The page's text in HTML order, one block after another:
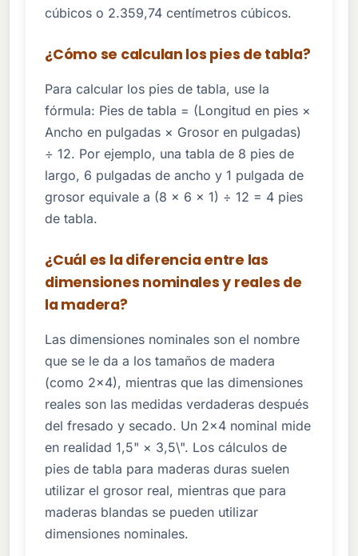
cúbicos o 2.359,74 centímetros cúbicos.
¿Cómo se calculan los pies de tabla?
Para calcular los pies de tabla, use la
fórmula: Pies de tabla = (Longitud en pies ×
Ancho en pulgadas × Grosor en pulgadas)
÷ 12. Por ejemplo, una tabla de 8 pies de
largo, 6 pulgadas de ancho y 1 pulgada de
grosor equivale a (8 × 6 × 1) ÷ 12 = 4 pies
de tabla.
¿Cuál es la diferencia entre las
dimensiones nominales y reales de
la madera?
Las dimensiones nominales son el nombre
que se le da a los tamaños de madera
(como 2×4), mientras que las dimensiones
reales son las medidas verdaderas después
del fresado y secado. Un 2×4 nominal mide
en realidad 1,5" × 3,5\". Los cálculos de
pies de tabla para maderas duras suelen
utilizar el grosor real, mientras que para
maderas blandas se pueden utilizar
dimensiones nominales.